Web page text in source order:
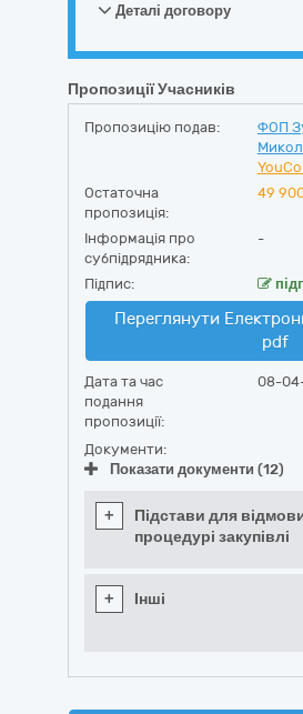
Деталі договору
Пропозиції Учасників
Пропозицію подав:
ФОП
Остаточна
пропозиція:
49
Інформація про
субпідрядника:
-
Підпис:
Переглянути
pdf
Дата та час
подання
пропозиції:
08-
Документи:
Показати документи (12)
+
Підстави для
процедурі закупівлі
+ Інші